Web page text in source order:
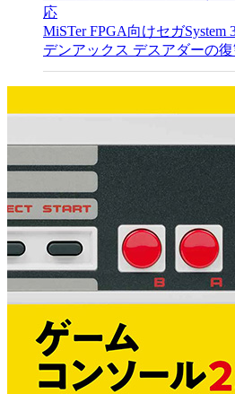
MiSTer FPGA向けセガ
デンアックス デスアダーの